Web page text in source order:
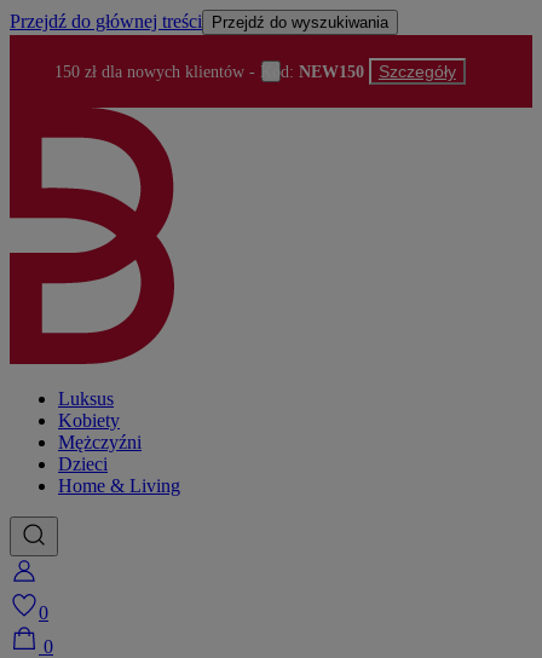
Przejdź do głównej treści Przejdź do wyszukiwania
150 zł dla nowych klientów- Kod: NEW150 Szczegóły
Luksus
Kobiety
Mężczyźni
Dzieci
Home & Living
0
0